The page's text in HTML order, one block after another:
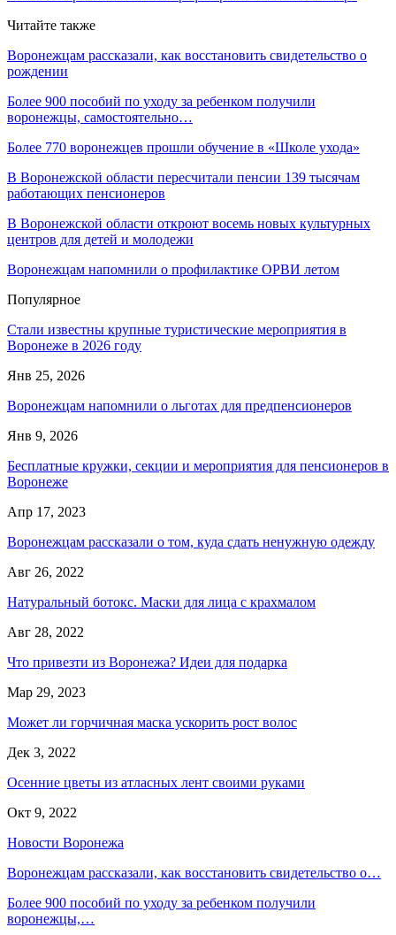
Читайте также
Воронежцам рассказали, как восстановить свидетельство о
рождении
Более 900 пособий по уходу за ребенком получили
воронежцы, самостоятельно…
Более 770 воронежцев прошли обучение в «Школе ухода»
В Воронежской области пересчитали пенсии 139 тысячам
работающих пенсионеров
В Воронежской области откроют восемь новых культурных
центров для детей и молодежи
Воронежцам напомнили о профилактике ОРВИ летом
Популярное
Стали известны крупные туристические мероприятия в
Воронеже в 2026 году
Янв 25, 2026
Воронежцам напомнили о льготах для предпенсионеров
Янв 9, 2026
Бесплатные кружки, секции и мероприятия для пенсионеров в
Воронеже
Апр 17, 2023
Воронежцам рассказали о том, куда сдать ненужную одежду
Авг 26, 2022
Натуральный ботокс. Маски для лица с крахмалом
Авг 28, 2022
Что привезти из Воронежа? Идеи для подарка
Мар 29, 2023
Может ли горчичная маска ускорить рост волос
Дек 3, 2022
Осенние цветы из атласных лент своими руками
Окт 9, 2022
Новости Воронежа
Воронежцам рассказали, как восстановить свидетельство о…
Более 900 пособий по уходу за ребенком получили
воронежцы,…